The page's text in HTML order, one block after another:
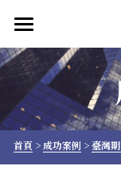
首頁
產品介紹
關於大永
解決方案
首頁 > 成功案例 > 臺灣
所有博客分類